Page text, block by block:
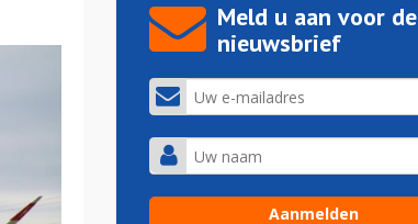
Meld u aan voor de
nieuwsbrief